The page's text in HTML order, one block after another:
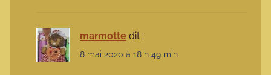
marmotte dit :
8 mai 2020 à 18 h 49 min